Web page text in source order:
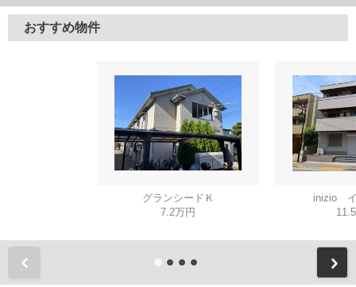
おすすめ物件
グランシードＫ
7.2万円
inizio